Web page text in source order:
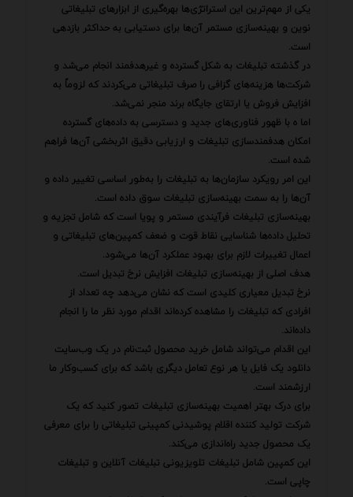
یکی از مهم‌ترین این استراتژی‌ها بهره‌گیری از ابزارهای تبلیغاتی
نوین و بهینه‌سازی مستمر آن‌ها برای دستیابی به حداکثر بازدهی
است.
در گذشته تبلیغات به شکل گسترده و غیرهدفمند انجام می‌شد و
شرکت‌ها هزینه‌های گزافی را صرف تبلیغاتی می‌کردند که لزوماً به
افزایش فروش یا ارتقای جایگاه برند منجر نمی‌شد.
اما ه با ظهور فناوری‌های جدید و دسترسی به داده‌های گسترده
امکان هدفمندسازی تبلیغات و ارزیابی دقیق اثربخشی آن‌ها فراهم
شده است.
این امر رویکرد سازمان‌ها به تبلیغات را به‌طور اساسی تغییر داده و
آن‌ها را به سمت بهینه‌سازی تبلیغات سوق داده است.
بهینه‌سازی تبلیغات فرآیندی مستمر و پویا است که شامل تجزیه و
تحلیل داده‌ها شناسایی نقاط قوت و ضعف کمپین‌های تبلیغاتی و
اعمال تغییرات لازم برای بهبود عملکرد آن‌ها می‌شود.
هدف اصلی از بهینه‌سازی تبلیغات افزایش نرخ تبدیل است.
نرخ تبدیل معیاری کلیدی است که نشان می‌دهد چه تعداد از
افرادی که تبلیغات را مشاهده کرده‌اند اقدام مورد نظر ما را انجام
داده‌اند.
این اقدام می‌تواند شامل خرید محصول ثبت‌نام در یک وب‌سایت
دانلود یک فایل یا هر نوع تعامل دیگری باشد که برای کسب‌وکار ما
ارزشمند است.
برای درک بهتر اهمیت بهینه‌سازی تبلیغات تصور کنید که یک
شرکت تولید کننده اقلام پوشیدنی کمپینی تبلیغاتی را برای معرفی
یک محصول جدید راه‌اندازی می‌کند.
این کمپین شامل تبلیغات تلویزیونی تبلیغات آنلاین و تبلیغات
چاپی است.